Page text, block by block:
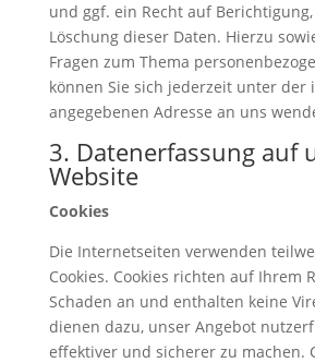
und ggf. ein Recht auf
Löschung dieser Daten. Hierzu
Fragen zum Thema
können Sie sich jederzeit unter der
angegebenen Adresse an uns
3. Datenerfassung auf
Website
Cookies
Die Internetseiten verwenden
Cookies. Cookies richten auf Ihrem
Schaden an und enthalten keine
dienen dazu, unser Angebot
effektiver und sicherer zu machen.